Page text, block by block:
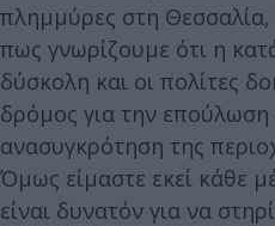
πλημμύρες στη Θεσσαλία,
πως γνωρίζουμε ότι η
δύσκολη και οι πολίτες
δρόμος για την
ανασυγκρότηση της
Όμως είμαστε εκεί κάθε
είναι δυνατόν για να